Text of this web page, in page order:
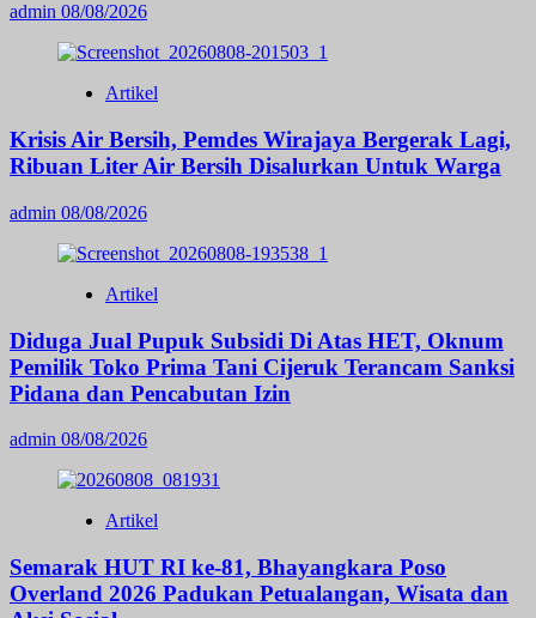
admin 08/08/2026
Artikel
Krisis Air Bersih, Pemdes Wirajaya Bergerak Lagi,
Ribuan Liter Air Bersih Disalurkan Untuk Warga
admin 08/08/2026
Artikel
Diduga Jual Pupuk Subsidi Di Atas HET, Oknum
Pemilik Toko Prima Tani Cijeruk Terancam Sanksi
Pidana dan Pencabutan Izin
admin 08/08/2026
Artikel
Semarak HUT RI ke-81, Bhayangkara Poso
Overland 2026 Padukan Petualangan, Wisata dan